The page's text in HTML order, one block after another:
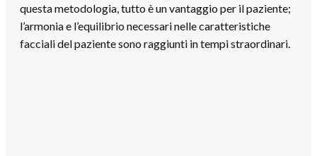
questa metodologia, tutto è un vantaggio per il paziente;
l’armonia e l’equilibrio necessari nelle caratteristiche
facciali del paziente sono raggiunti in tempi straordinari.